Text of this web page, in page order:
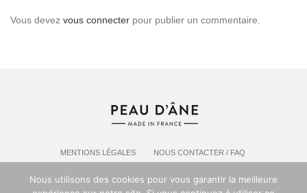
Vous devez vous connecter pour publier un commentaire.
MENTIONS LÉGALES
NOUS CONTACTER / FAQ
POLITIQUE DE CONFIDENTIALITÉ
Nous utilisons des cookies pour vous garantir la meilleure